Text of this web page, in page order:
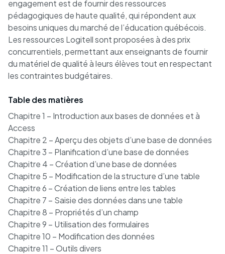
engagement est de fournir des ressources
pédagogiques de haute qualité, qui répondent aux
besoins uniques du marché de l’éducation québécois.
Les ressources Logitell sont proposées à des prix
concurrentiels, permettant aux enseignants de fournir
du matériel de qualité à leurs élèves tout en respectant
Table des matières
Chapitre 1 – Introduction aux bases de données et à
Access
Chapitre 2 – Aperçu des objets d’une base de données
Chapitre 3 – Planification d’une base de données
Chapitre 4 – Création d’une base de données
Chapitre 5 – Modification de la structure d’une table
Chapitre 6 – Création de liens entre les tables
Chapitre 7 – Saisie des données dans une table
Chapitre 8 – Propriétés d’un champ
Chapitre 9 – Utilisation des formulaires
Chapitre 10 – Modification des données
Chapitre 11 – Outils divers